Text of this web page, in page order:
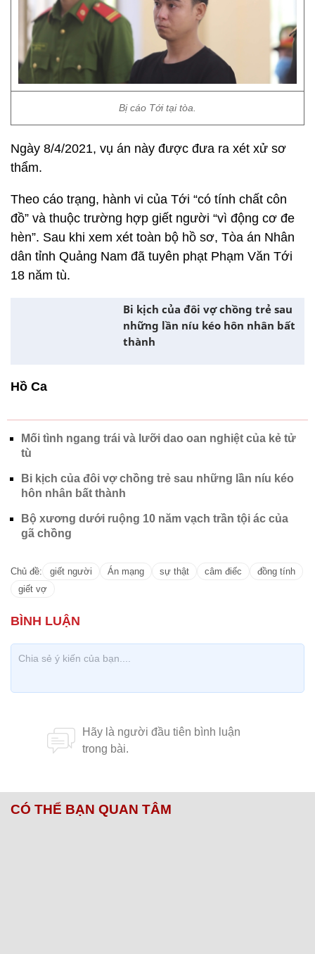
Bị cáo Tới tại tòa.
Ngày 8/4/2021, vụ án này được đưa ra xét xử sơ
thẩm.
Theo cáo trạng, hành vi của Tới “có tính chất côn
đồ” và thuộc trường hợp giết người “vì động cơ đe
hèn”. Sau khi xem xét toàn bộ hồ sơ, Tòa án Nhân
dân tỉnh Quảng Nam đã tuyên phạt Phạm Văn Tới
18 năm tù.
Bi kịch của đôi vợ chồng trẻ sau
những lần níu kéo hôn nhân bất
thành
Hồ Ca
Mối tình ngang trái và lưỡi dao oan nghiệt của kẻ tử
tù
Bi kịch của đôi vợ chồng trẻ sau những lần níu kéo
hôn nhân bất thành
Bộ xương dưới ruộng 10 năm vạch trần tội ác của
gã chồng
Chủ đề: giết người Án mạng sự thật câm điếc
đồng tính
giết vợ
CÓ THỂ BẠN QUAN TÂM